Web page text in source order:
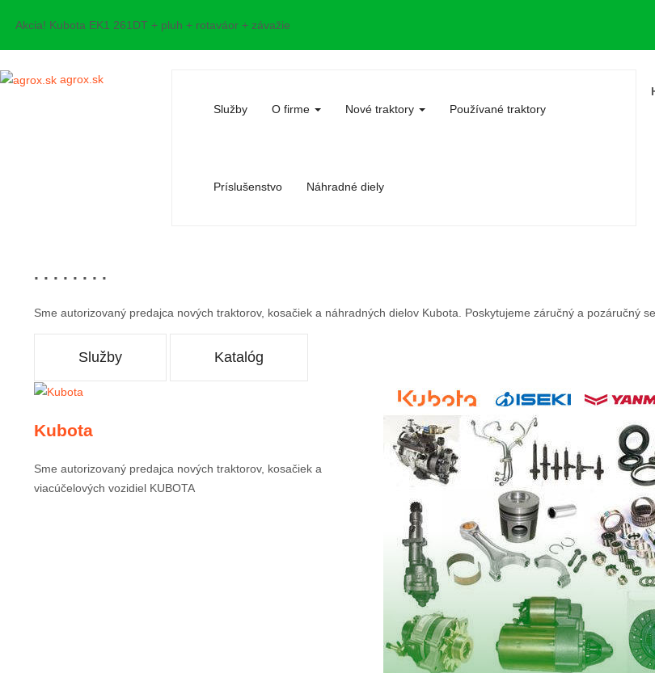
Akcia! Kubota EK1 261DT + pluh + rotaváor + závažie
agrox.sk
Služby O firme Nové traktory Používané traktory
Príslušenstvo Náhradné diely
. . . . . . . .
Sme autorizovaný predajca nových traktorov, kosačiek a náhradných dielov Kubota. Poskytujeme záručný a pozáručný
Služby Katalóg
Kubota
Sme autorizovaný predajca nových traktorov, kosačiek a
viacúčelových vozidiel KUBOTA